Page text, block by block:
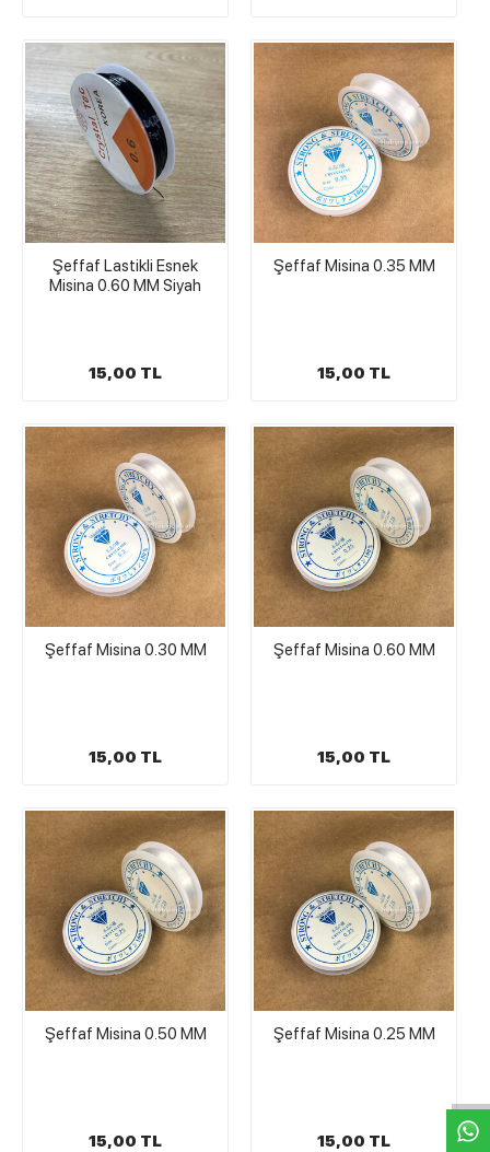
Şeffaf Lastikli Esnek
Misina 0.60 MM Siyah
15,00 TL
Şeffaf Misina 0.35 MM
15,00 TL
Şeffaf Misina 0.30 MM
15,00 TL
Şeffaf Misina 0.60 MM
15,00 TL
Şeffaf Misina 0.50 MM
15,00 TL
Şeffaf Misina 0.25 MM
15,00 TL